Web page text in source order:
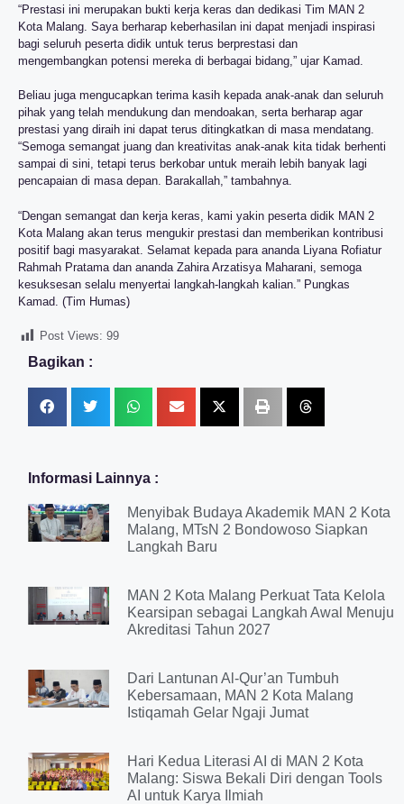
“Prestasi ini merupakan bukti kerja keras dan dedikasi Tim MAN 2
Kota Malang. Saya berharap keberhasilan ini dapat menjadi inspirasi
bagi seluruh peserta didik untuk terus berprestasi dan
mengembangkan potensi mereka di berbagai bidang,” ujar Kamad.
Beliau juga mengucapkan terima kasih kepada anak-anak dan seluruh
pihak yang telah mendukung dan mendoakan, serta berharap agar
prestasi yang diraih ini dapat terus ditingkatkan di masa mendatang.
“Semoga semangat juang dan kreativitas anak-anak kita tidak berhenti
sampai di sini, tetapi terus berkobar untuk meraih lebih banyak lagi
pencapaian di masa depan. Barakallah,” tambahnya.
“Dengan semangat dan kerja keras, kami yakin peserta didik MAN 2
Kota Malang akan terus mengukir prestasi dan memberikan kontribusi
positif bagi masyarakat. Selamat kepada para ananda Liyana Rofiatur
Rahmah Pratama dan ananda Zahira Arzatisya Maharani, semoga
kesuksesan selalu menyertai langkah-langkah kalian.” Pungkas
Kamad. (Tim Humas)
Post Views: 99
Bagikan :
Informasi Lainnya :
Menyibak Budaya Akademik MAN 2 Kota
Malang, MTsN 2 Bondowoso Siapkan
Langkah Baru
MAN 2 Kota Malang Perkuat Tata Kelola
Kearsipan sebagai Langkah Awal Menuju
Akreditasi Tahun 2027
Dari Lantunan Al-Qur’an Tumbuh
Kebersamaan, MAN 2 Kota Malang
Istiqamah Gelar Ngaji Jumat
Hari Kedua Literasi AI di MAN 2 Kota
Malang: Siswa Bekali Diri dengan Tools
AI untuk Karya Ilmiah